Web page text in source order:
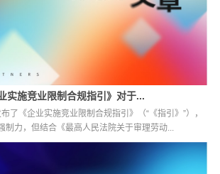
实施竞业限制合规指引》对于...
了《企业实施竞业限制合规指引》（“《指引》”），
制力，但结合《最高人民法院关于审理劳动...